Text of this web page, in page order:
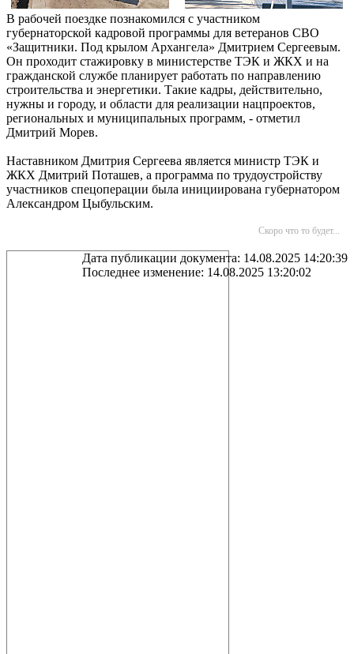
В рабочей поездке познакомился с участником
губернаторской кадровой программы для ветеранов СВО
«Защитники. Под крылом Архангела» Дмитрием Сергеевым.
Он проходит стажировку в министерстве ТЭК и ЖКХ и на
гражданской службе планирует работать по направлению
строительства и энергетики. Такие кадры, действительно,
нужны и городу, и области для реализации нацпроектов,
региональных и муниципальных программ, - отметил
Дмитрий Морев.
Наставником Дмитрия Сергеева является министр ТЭК и
ЖКХ Дмитрий Поташев, а программа по трудоустройству
участников спецоперации была инициирована губернатором
Александром Цыбульским.
Скоро что то будет...
Дата публикации документа: 14.08.2025 14:20:39
Последнее изменение: 14.08.2025 13:20:02